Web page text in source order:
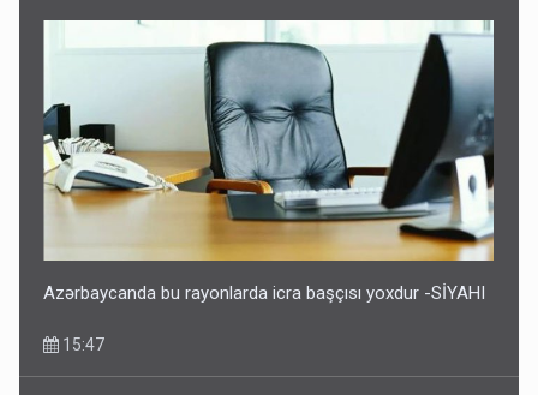
Azərbaycanda bu rayonlarda icra başçısı yoxdur -SİYAHI
15:47